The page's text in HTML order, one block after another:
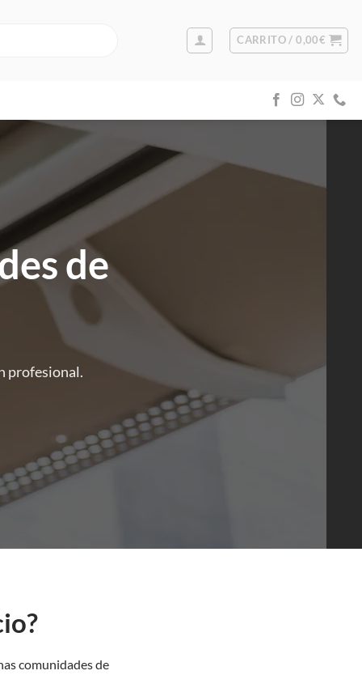
CARRITO /0,00€
de
profesional.
comunidades de